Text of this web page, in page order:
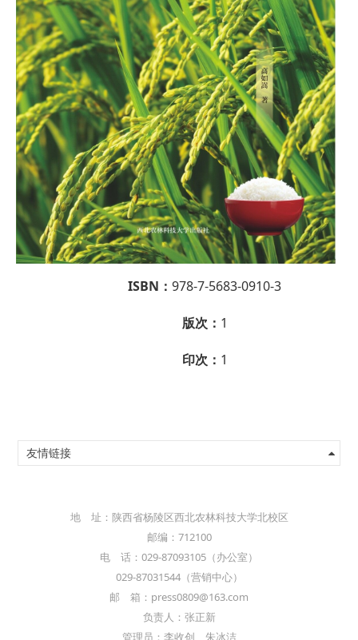
ISBN： 978-7-5683-0910-3
版次： 1
印次： 1
友情链接
地 址：陕西省杨陵区西北农林科技大学北校区
邮编：712100
电 话：029-87093105（办公室）
029-87031544（营销中心）
邮 箱：press0809@163.com
负责人：张正新
管理员：李收创 朱冰洁